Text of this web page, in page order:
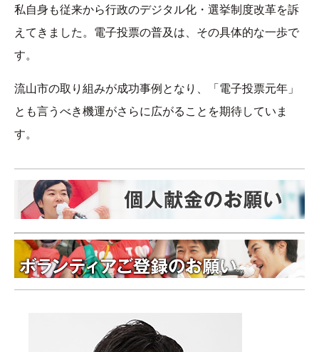
私自身も従来から行政のデジタル化・選挙制度改革を訴
えてきました。電子投票の普及は、その具体的な一歩で
す。
流山市の取り組みが成功事例となり、「電子投票元年」
とも言うべき機運がさらに広がることを期待していま
す。